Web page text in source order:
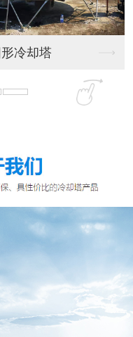
形横流冷却塔